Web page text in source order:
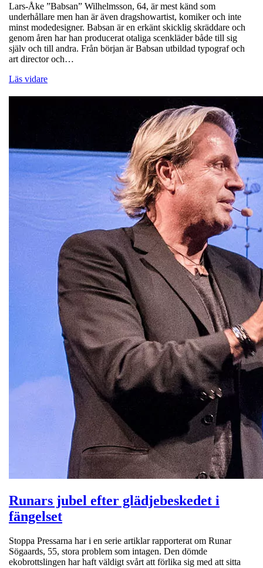
Lars-Åke ”Babsan” Wilhelmsson, 64, är mest känd som
underhållare men han är även dragshowartist, komiker och inte
minst modedesigner. Babsan är en erkänt skicklig skräddare och
genom åren har han producerat otaliga scenkläder både till sig
själv och till andra. Från början är Babsan utbildad typograf och
art director och…
Läs vidare
Runars jubel efter glädjebeskedet i
fängelset
Stoppa Pressarna har i en serie artiklar rapporterat om Runar
Sögaards, 55, stora problem som intagen. Den dömde
ekobrottslingen har haft väldigt svårt att förlika sig med att sitta